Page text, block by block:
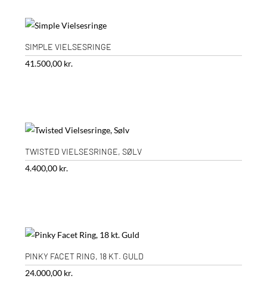
SIMPLE VIELSESRINGE
41.500,00 kr.
TWISTED VIELSESRINGE, SØLV
4.400,00 kr.
PINKY FACET RING, 18 KT. GULD
24.000,00 kr.